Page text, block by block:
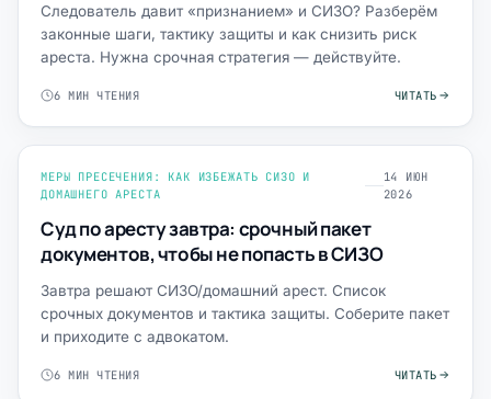
Следователь давит «признанием» и СИЗО? Разберём
законные шаги, тактику защиты и как снизить риск
ареста. Нужна срочная стратегия — действуйте.
6 МИН ЧТЕНИЯ ЧИТАТЬ
МЕРЫ ПРЕСЕЧЕНИЯ: КАК ИЗБЕЖАТЬ СИЗО И
ДОМАШНЕГО АРЕСТА
14 ИЮН
2026
Суд по аресту завтра: срочный пакет
документов, чтобы не попасть в СИЗО
Завтра решают СИЗО/домашний арест. Список
срочных документов и тактика защиты. Соберите пакет
и приходите с адвокатом.
6 МИН ЧТЕНИЯ ЧИТАТЬ